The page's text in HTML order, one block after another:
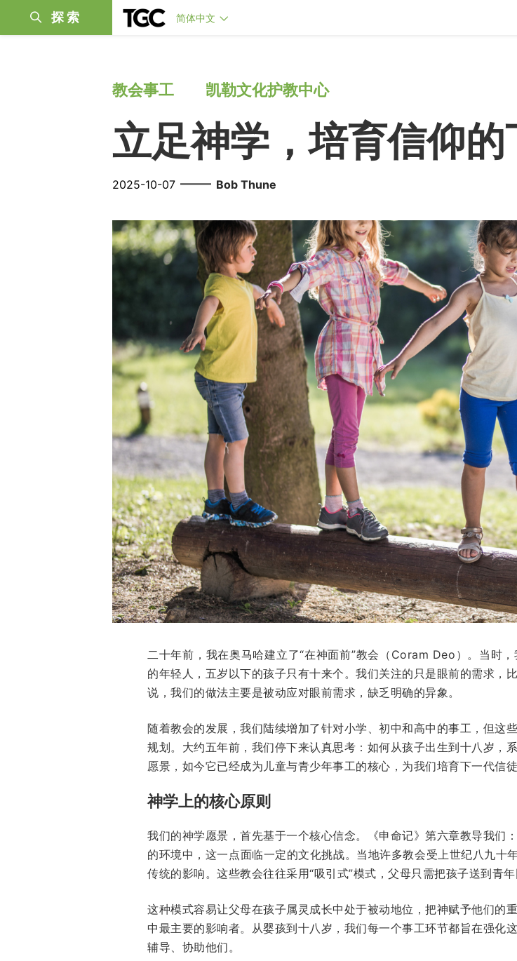
探索 简体中文
教会事工 凯勒文化护教中心
立足神学，培育信仰的
2025-10-07 —— Bob Thune
二十年前，我在奥马哈建立了“在神面前”教会（Coram Deo）。当时
的年轻人，五岁以下的孩子只有十来个。我们关注的只是眼前的需求，
说，我们的做法主要是被动应对眼前需求，缺乏明确的异象。
随着教会的发展，我们陆续增加了针对小学、初中和高中的事工，但这
规划。大约五年前，我们停下来认真思考：如何从孩子出生到十八岁，
愿景，如今它已经成为儿童与青少年事工的核心，为我们培育下一代信
神学上的核心原则
我们的神学愿景，首先基于一个核心信念。《申命记》第六章教导我们
的环境中，这一点面临一定的文化挑战。当地许多教会受上世纪八九十
传统的影响。这些教会往往采用“吸引式”模式，父母只需把孩子送到青
这种模式容易让父母在孩子属灵成长中处于被动地位，把神赋予他们的
中最主要的影响者。从婴孩到十八岁，我们每一个事工环节都旨在强化
辅导、协助他们。